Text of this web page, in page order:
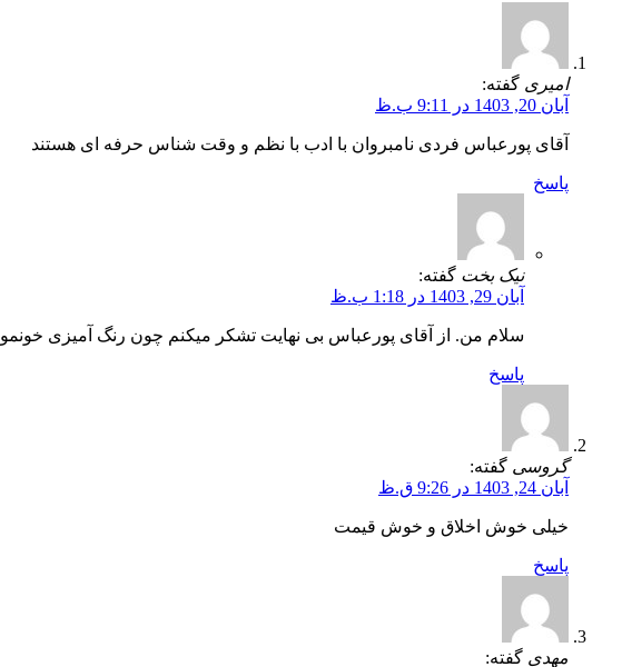
امیری گفته:
آبان 20, 1403 در 9:11 ب.ظ
آقای پورعباس فردی نامبروان با ادب با نظم و وقت شناس حرفه ای هستند
پاسخ
نیک بخت گفته:
آبان 29, 1403 در 1:18 ب.ظ
سلام من. از آقای پورعباس بی نهایت تشکر میکنم چون رنگ آمیزی
پاسخ
گروسی گفته:
آبان 24, 1403 در 9:26 ق.ظ
خیلی خوش اخلاق و خوش قیمت
پاسخ
مهدی گفته: